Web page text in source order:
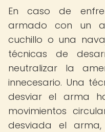
En caso de
armado con un
cuchillo o una
técnicas de
neutralizar la
innecesario. Una
desviar el arma
movimientos
desviada el